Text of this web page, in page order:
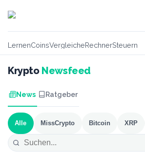
LernenCoinsVergleicheRechnerSteuern
Krypto Newsfeed
News Ratgeber
Alle MissCrypto Bitcoin XRP